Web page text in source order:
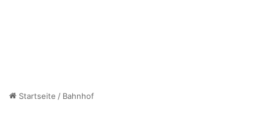
Startseite / Bahnhof